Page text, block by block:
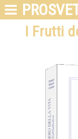
I Frutti